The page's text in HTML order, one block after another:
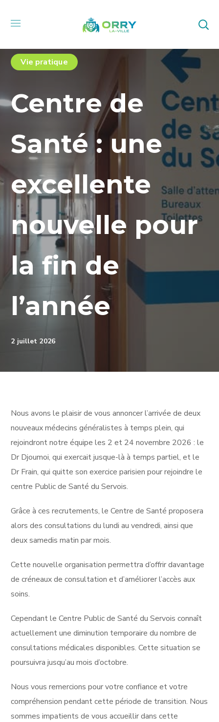
Vie pratique
Centre de
Santé : une
excellente
nouvelle pour
la fin de
l’année
2 juillet 2026
Nous avons le plaisir de vous annoncer l’arrivée de deux
nouveaux médecins généralistes à temps plein, qui
rejoindront notre équipe les 2 et 24 novembre 2026 : le
Dr Djoumoi, qui exercait jusque-là à temps partiel, et le
Dr Frain, qui quitte son exercice parisien pour rejoindre le
centre Public de Santé du Servois.
Grâce à ces recrutements, le Centre de Santé proposera
alors des consultations du lundi au vendredi, ainsi que
deux samedis matin par mois.
Cette nouvelle organisation permettra d’offrir davantage
de créneaux de consultation et d’améliorer l’accès aux
soins.
Cependant le Centre Public de Santé du Servois connaît
actuellement une diminution temporaire du nombre de
consultations médicales disponibles. Cette situation se
poursuivra jusqu’au mois d’octobre.
Nous vous remercions pour votre confiance et votre
compréhension pendant cette période de transition. Nous
sommes impatients de vous accueillir dans cette